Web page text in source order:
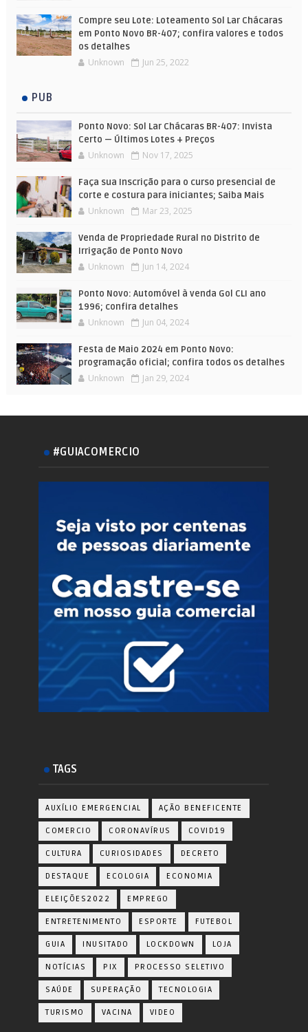
Compre seu Lote: Loteamento Sol Lar Chácaras
em Ponto Novo BR-407; confira valores e todos
os detalhes
Unknown Jun 25, 2022
PUB
Ponto Novo: Sol Lar Chácaras BR-407: Invista
Certo — Últimos Lotes + Preços
Unknown Nov 17, 2025
Faça sua Inscrição para o curso presencial de
corte e costura para iniciantes; Saiba Mais
Unknown Mar 23, 2025
Venda de Propriedade Rural no Distrito de
Irrigação de Ponto Novo
Unknown Jun 14, 2024
Ponto Novo: Automóvel à venda Gol CLI ano
1996; confira detalhes
Unknown Jun 04, 2024
Festa de Maio 2024 em Ponto Novo:
programação oficial; confira todos os detalhes
Unknown Jan 29, 2024
#GUIACOMERCIO
TAGS
AUXÍLIO EMERGENCIAL AÇÃO BENEFICENTE
COMERCIO CORONAVÍRUS COVID19
CULTURA CURIOSIDADES DECRETO
DESTAQUE ECOLOGIA ECONOMIA
ELEIÇÕES2022 EMPREGO
ENTRETENIMENTO ESPORTE FUTEBOL
GUIA INUSITADO LOCKDOWN LOJA
NOTÍCIAS PIX PROCESSO SELETIVO
SAÚDE SUPERAÇÃO TECNOLOGIA
TURISMO VACINA VIDEO